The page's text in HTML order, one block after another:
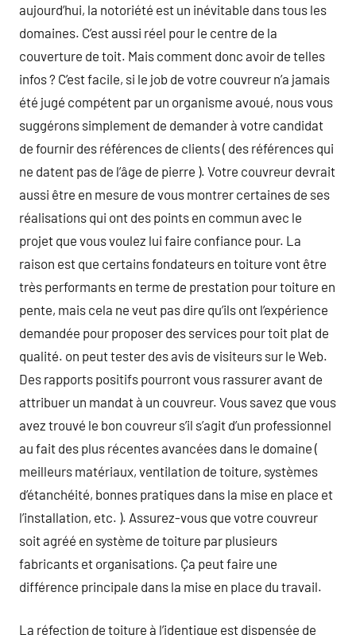
aujourd’hui, la notoriété est un inévitable dans tous les
domaines. C’est aussi réel pour le centre de la
couverture de toit. Mais comment donc avoir de telles
infos ? C’est facile, si le job de votre couvreur n’a jamais
été jugé compétent par un organisme avoué, nous vous
suggérons simplement de demander à votre candidat
de fournir des références de clients ( des références qui
ne datent pas de l’âge de pierre ). Votre couvreur devrait
aussi être en mesure de vous montrer certaines de ses
réalisations qui ont des points en commun avec le
projet que vous voulez lui faire confiance pour. La
raison est que certains fondateurs en toiture vont être
très performants en terme de prestation pour toiture en
pente, mais cela ne veut pas dire qu’ils ont l’expérience
demandée pour proposer des services pour toit plat de
qualité. on peut tester des avis de visiteurs sur le Web.
Des rapports positifs pourront vous rassurer avant de
attribuer un mandat à un couvreur. Vous savez que vous
avez trouvé le bon couvreur s’il s’agit d’un professionnel
au fait des plus récentes avancées dans le domaine (
meilleurs matériaux, ventilation de toiture, systèmes
d’étanchéité, bonnes pratiques dans la mise en place et
l’installation, etc. ). Assurez-vous que votre couvreur
soit agréé en système de toiture par plusieurs
fabricants et organisations. Ça peut faire une
différence principale dans la mise en place du travail.
La réfection de toiture à l’identique est dispensée de